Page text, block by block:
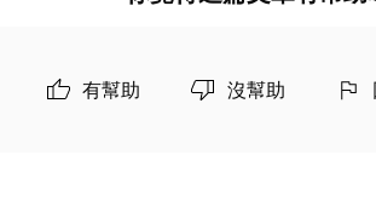
有幫助 沒幫助